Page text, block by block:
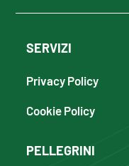
SERVIZI
Privacy Policy
Cookie Policy
PELLEGRINI